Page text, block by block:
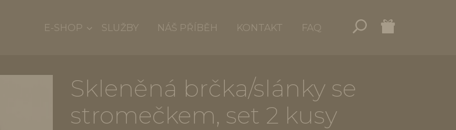
Skleněná brčka/slánky se
stromečkem, set 2 kusy
E-SHOP SLUŽBY NÁŠ PŘÍBĚH KONTAKT FAQ